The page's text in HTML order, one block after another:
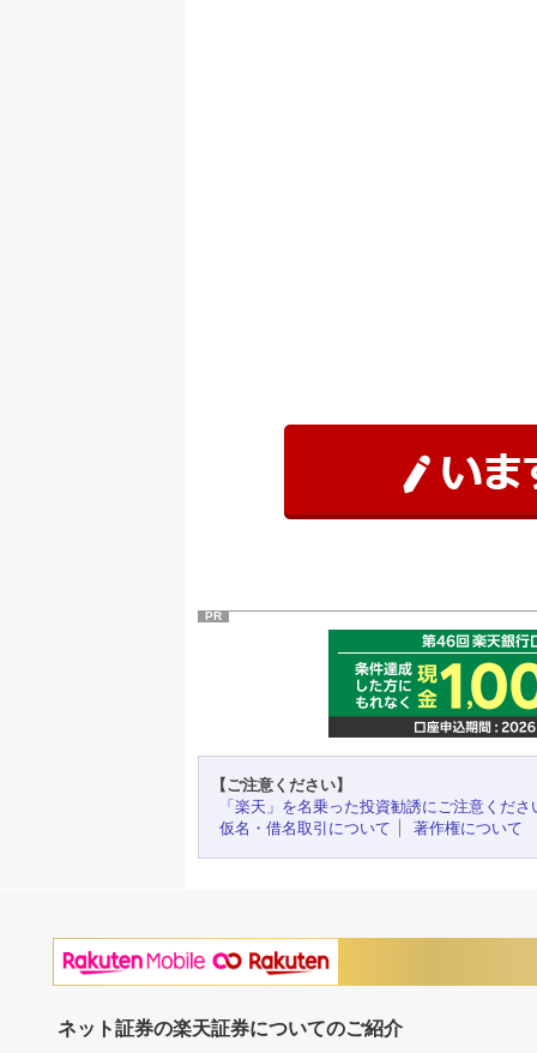
PR
【ご注意ください】
「楽天」を名乗った投資勧誘にご注意くださ
仮名・借名取引について
著作権について
ネット証券の楽天証券についてのご紹介